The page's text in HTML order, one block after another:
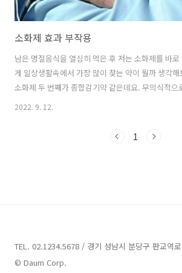
소화제 효과 부작용
남은 명절음식을 열심히 먹은 후 저는 소화제를 바
게 일상생활속에서 가장 많이 찾는 약이 뭘까 생각
소화제 두 번째가 종합감기약 같은데요. 무의식적으
다 찾긴 했지만 몸 속에서 어떤 작용을 하는지 소화제
먹다가 속이 얹힌 느낀 답답할 때나 소화불량(심한
2022. 9. 12.
1
TEL. 02.1234.5678 / 경기 성남시 분당구 판교역로
© Daum Corp.